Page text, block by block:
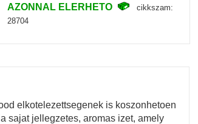
AZONNAL ELERHETO
cikkszam:
28704
elkotelezettsegenek is koszonhetoen
sajat jellegzetes, aromas izet, amely